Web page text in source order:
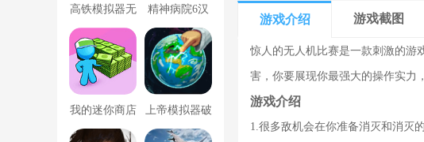
高铁模拟器无
限金币版
精神病院6汉
化版下载
我的迷你商店
破解版无限金
上帝模拟器破
解版全解锁无
游戏介绍 游戏截图
惊人的无人机比赛是一款刺激的游
害，你要展现你最强大的操作实力
游戏介绍
1.很多敌机会在你准备消灭和消灭